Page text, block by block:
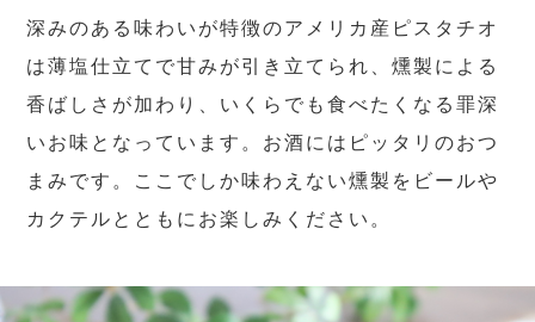
深みのある味わいが特徴のアメリカ産ピスタチオ
は薄塩仕立てで甘みが引き立てられ、燻製による
香ばしさが加わり、いくらでも食べたくなる罪深
いお味となっています。お酒にはピッタリのおつ
まみです。ここでしか味わえない燻製をビールや
カクテルとともにお楽しみください。